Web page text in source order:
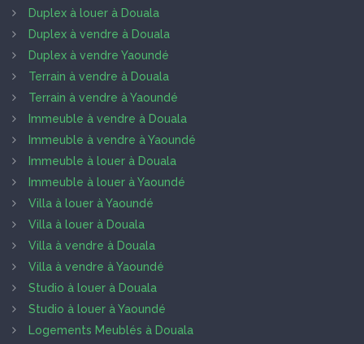
Duplex à louer à Douala
Duplex à vendre à Douala
Duplex à vendre Yaoundé
Terrain à vendre à Douala
Terrain à vendre à Yaoundé
Immeuble à vendre à Douala
Immeuble à vendre à Yaoundé
Immeuble à louer à Douala
Immeuble à louer à Yaoundé
Villa à louer à Yaoundé
Villa à louer à Douala
Villa à vendre à Douala
Villa à vendre à Yaoundé
Studio à louer à Douala
Studio à louer à Yaoundé
Logements Meublés à Douala